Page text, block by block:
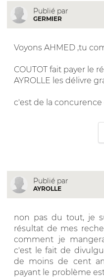
Publié par
GERMIER
Voyons AHMED ,tu
COUTOT fait payer le
AYROLLE les délivre
c'est de la concurence
Publié par
AYROLLE
non pas du tout, je
résultat de mes
comment je
c'est le fait de
de moins de cent
payant le problème